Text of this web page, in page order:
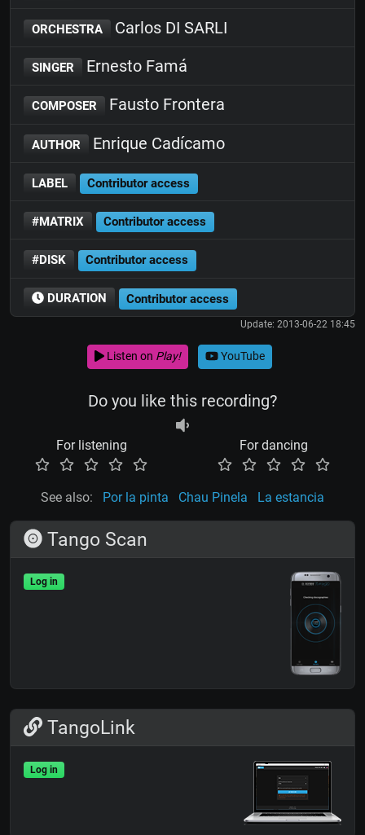
ORCHESTRA Carlos DI SARLI
SINGER Ernesto Famá
COMPOSER Fausto Frontera
AUTHOR Enrique Cadícamo
LABEL Contributor access
#MATRIX Contributor access
#DISK Contributor access
DURATION Contributor access
Update: 2013-06-22 18:45
Listen on Play! YouTube
Do you like this recording?
For listening For dancing
See also: Por la pinta Chau Pinela La estancia
Tango Scan
Log in
TangoLink
Log in